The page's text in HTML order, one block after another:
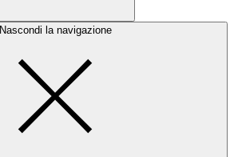
Nascondi la navigazione